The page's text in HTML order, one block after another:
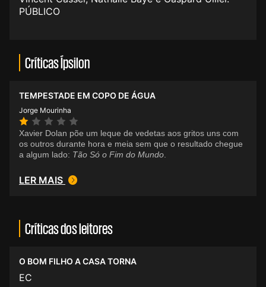
PÚBLICO
Críticas Ípsilon
TEMPESTADE EM COPO DE ÁGUA
Jorge Mourinha
Xavier Dolan põe um leque de vedetas aos gritos uns com
os outros durante hora e meia sem que o resultado chegue
a algum lado: Tão Só o Fim do Mundo.
LER MAIS
Críticas dos leitores
O BOM FILHO A CASA TORNA
EC